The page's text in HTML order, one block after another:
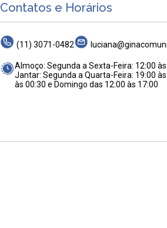
Contatos e Horários
(11) 3071-0482
Almoço: Segunda a Sexta-Feira: 12:00
Jantar: Segunda a Quarta-Feira: 19:00
às 00:30 e Domingo das 12:00 às 17:00